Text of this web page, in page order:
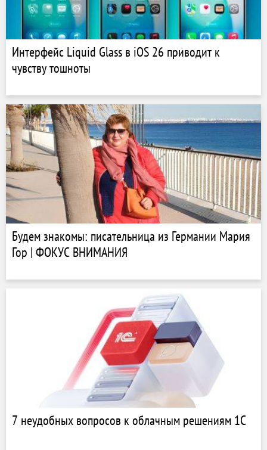
Интерфейс Liquid Glass в iOS 26 приводит к
чувству тошноты
Будем знакомы: писательница из Германии Мария
Гор | ФОКУС ВНИМАНИЯ
7 неудобных вопросов к облачным решениям 1С